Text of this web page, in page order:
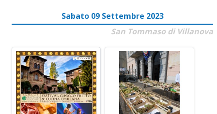
Sabato 09 Settembre 2023
San Tommaso di Villanova